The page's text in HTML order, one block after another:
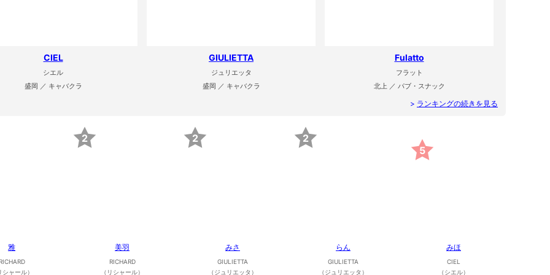
CIEL
シエル
盛岡 ／ キャバクラ
GIULIETTA
ジュリエッタ
盛岡 ／ キャバクラ
Fulatto
フラット
北上 ／ パブ・スナック
> ランキングの続きを見る
雅
シャール）
2
美羽
RICHARD
（リシャール）
2
みさ
GIULIETTA
（ジュリエッタ）
2
らん
GIULIETTA
（ジュリエッタ）
5
みほ
CIEL
（シエル）